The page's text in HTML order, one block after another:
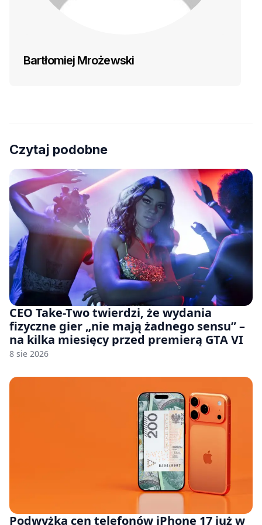
Bartłomiej Mrożewski
Czytaj podobne
CEO Take-Two twierdzi, że wydania
fizyczne gier „nie mają żadnego sensu” –
na kilka miesięcy przed premierą GTA VI
8 sie 2026
Podwyżka cen telefonów iPhone 17 już w